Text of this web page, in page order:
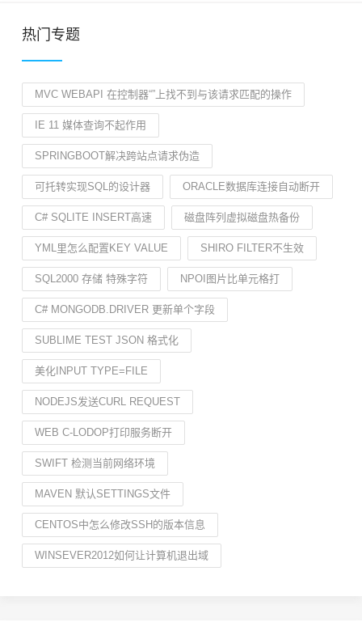
热门专题
MVC WEBAPI 在控制器“”上找不到与该请求匹配的操作
IE 11 媒体查询不起作用
SPRINGBOOT解决跨站点请求伪造
可托转实现SQL的设计器 ORACLE数据库连接自动断开
C# SQLITE INSERT高速 磁盘阵列虚拟磁盘热备份
YML里怎么配置KEY VALUE SHIRO FILTER不生效
SQL2000 存储 特殊字符 NPOI图片比单元格打
C# MONGODB.DRIVER 更新单个字段
SUBLIME TEST JSON 格式化
美化INPUT TYPE=FILE
NODEJS发送CURL REQUEST
WEB C-LODOP打印服务断开
SWIFT 检测当前网络环境
MAVEN 默认SETTINGS文件
CENTOS中怎么修改SSH的版本信息
WINSEVER2012如何让计算机退出域